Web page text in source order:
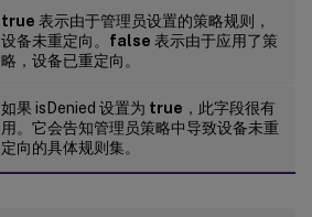
true 表示由于管理员设置的策略规则，
设备未重定向。 false 表示由于应用了策
略，设备已重定向。
如果 isDenied 设置为 true ，此字段很有
用。它会告知管理员策略中导致设备未重
定向的具体规则集。